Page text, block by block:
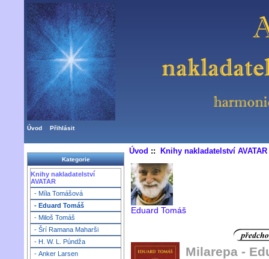
Úvod Přihlásit
Kategorie
Knihy nakladatelství
AVATAR
- Míla Tomášová
- Eduard Tomáš
- Miloš Tomáš
- Šrí Ramana Maharši
- H. W. L. Púndža
- Anker Larsen
Úvod :: Knihy nakladatelství AVATAR
Eduard Tomáš
Milarepa -